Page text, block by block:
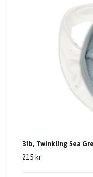
Bib, Twinkling Sea
215 kr